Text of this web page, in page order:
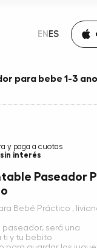
EN ES
para bebe 1-3
y paga a cuotas
sin interés
Paseador
Bebé Práctico ,
será una
ti y tu bebito